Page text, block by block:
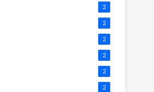
2
2
2
2
2
2